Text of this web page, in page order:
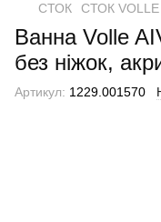
СТОК СТОК VOLLE
Ванна Volle
без ніжок,
Артикул: 1229.001570